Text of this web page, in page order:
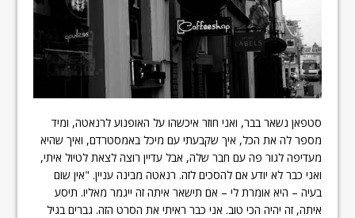
סטפאן נשאר בבר, ואני חוזר איכשהו על האופנוע לרנאטה, ומיד
מספר לה את הכל, איך שקבעתי עם מיכל באמסטרדם, ואיך שהיא
מעדיפה לגור פה עם חבר שלה, אבל עדיין רוצה לצאת לטיול איתי,
ואני כבר לא יודע אם להסכים לזה. רנאטה מבינה עניין. "אין שום
בעיה – היא אומרת לי – אם תישאר איתה זה ייגמר מאליו. תיסע
איתה, זה יהיה הכי טוב. אני כבר ראיתי את הסרט הזה. גברים בגיל